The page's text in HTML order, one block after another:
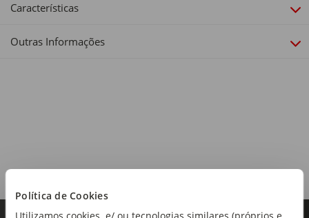
Política de Cookies
Lata
Características
Outras Informações